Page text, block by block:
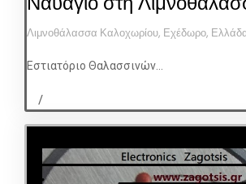
Λιμνοθάλασσα Καλοχωρίου, Εχέδωρο,
Εστιατόριο Θαλασσινών...